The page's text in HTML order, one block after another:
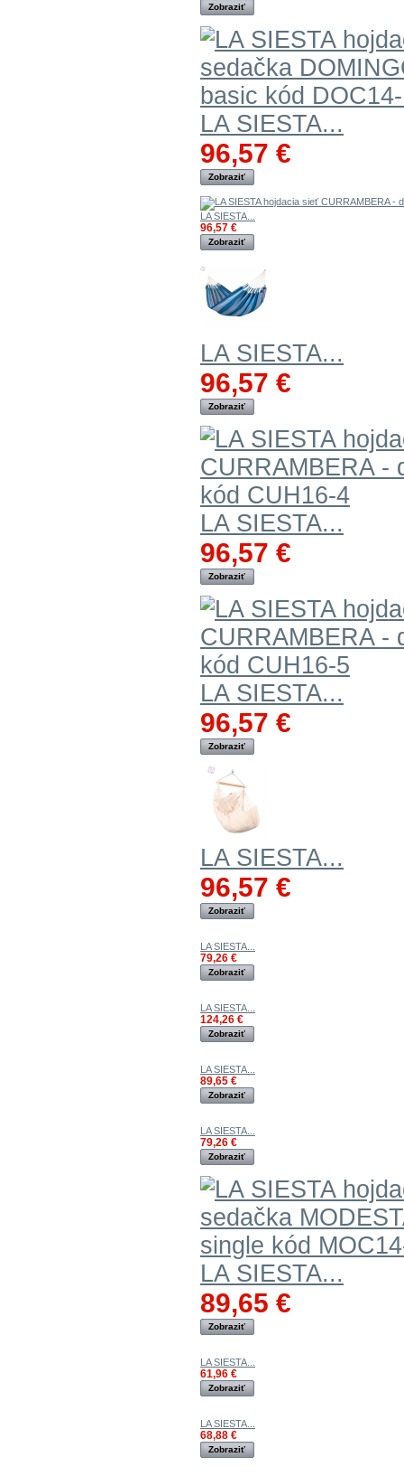
Zobraziť
LA SIESTA...
96,57 €
Zobraziť
LA SIESTA...
96,57 €
Zobraziť
LA SIESTA...
96,57 €
Zobraziť
LA SIESTA...
96,57 €
Zobraziť
LA SIESTA...
96,57 €
Zobraziť
LA SIESTA...
96,57 €
Zobraziť
LA SIESTA...
79,26 €
Zobraziť
LA SIESTA...
124,26 €
Zobraziť
LA SIESTA...
89,65 €
Zobraziť
LA SIESTA...
79,26 €
Zobraziť
LA SIESTA...
89,65 €
Zobraziť
LA SIESTA...
61,96 €
Zobraziť
LA SIESTA...
68,88 €
Zobraziť